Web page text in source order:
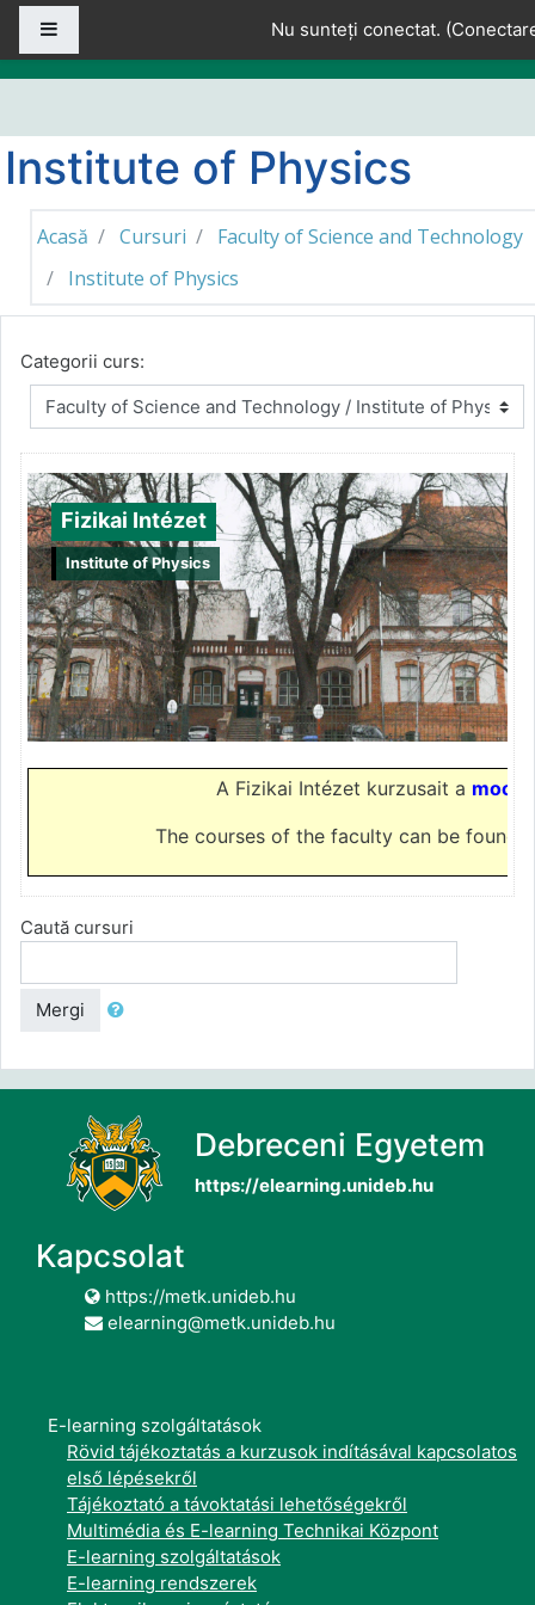
Sari la conţinutul principal
Nu sunteți conectat. (
Institute of Physics
Acasă Cursuri
Faculty of Science and Technology
Institute of Physics
Categorii curs:
Fizikai Intézet
Institute of Physics
A Fizikai Intézet kurzusait a
The courses of the faculty can be found
Caută cursuri
Mergi
Debreceni Egyetem
https://elearning.unideb.hu
Kapcsolat
https://metk.unideb.hu
elearning@metk.unideb.hu
E-learning szolgáltatások
Rövid tájékoztatás a kurzusok indításával kapcsolatos
első lépésekről
Tájékoztató a távoktatási lehetőségekről
Multimédia és E-learning Technikai Központ
E-learning szolgáltatások
E-learning rendszerek